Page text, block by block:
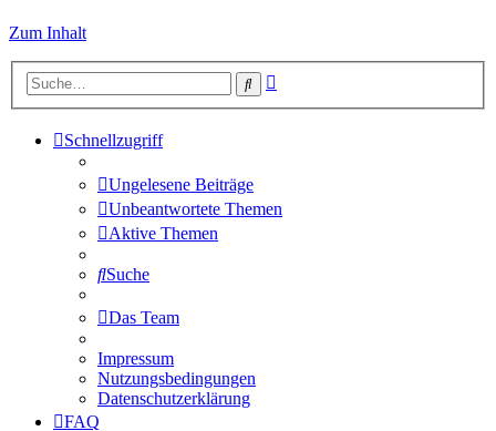
Zum Inhalt
Suche
Schnellzugriff
Ungelesene Beiträge
Unbeantwortete Themen
Aktive Themen
Suche
Das Team
Impressum
Nutzungsbedingungen
Datenschutzerklärung
FAQ